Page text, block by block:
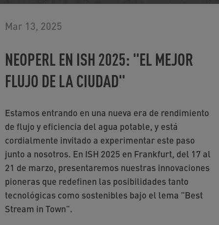
Mar 13, 2025
NEOPERL EN ISH 2025: "EL MEJOR
FLUJO DE LA CIUDAD"
Estamos entrando en una nueva era de rendimiento
de flujo y eficiencia del agua potable, y está
cordialmente invitado a experimentar este paso
junto a nosotros. En ISH 2025 en Frankfurt, del 17 al
21 de marzo, presentaremos nuestras innovaciones
pioneras que redefinen las posibilidades tanto
tecnológicas como sostenibles bajo el lema "Best
Stream in Town".